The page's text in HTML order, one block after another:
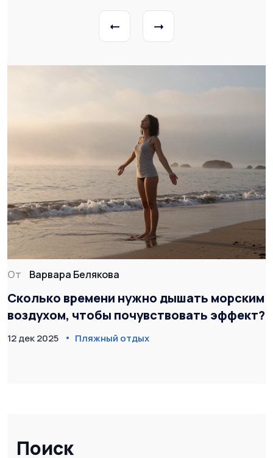
Поиск
От Варвара Белякова
Сколько времени нужно дышать морским
воздухом, чтобы почувствовать эффект?
12 дек 2025 Пляжный отдых